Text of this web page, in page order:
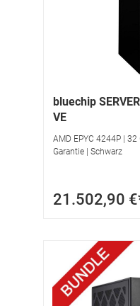
bluechip
VE
AMD EPYC 4244P |
Garantie | Schwarz
21.502,90